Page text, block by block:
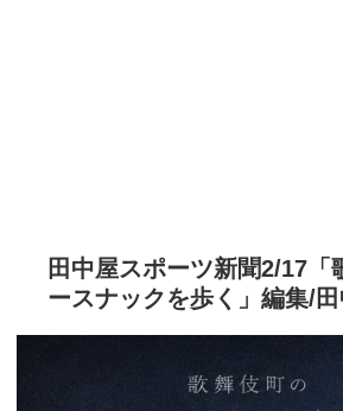
田中屋スポーツ新聞2/17「
ースナックを歩く」編集/田